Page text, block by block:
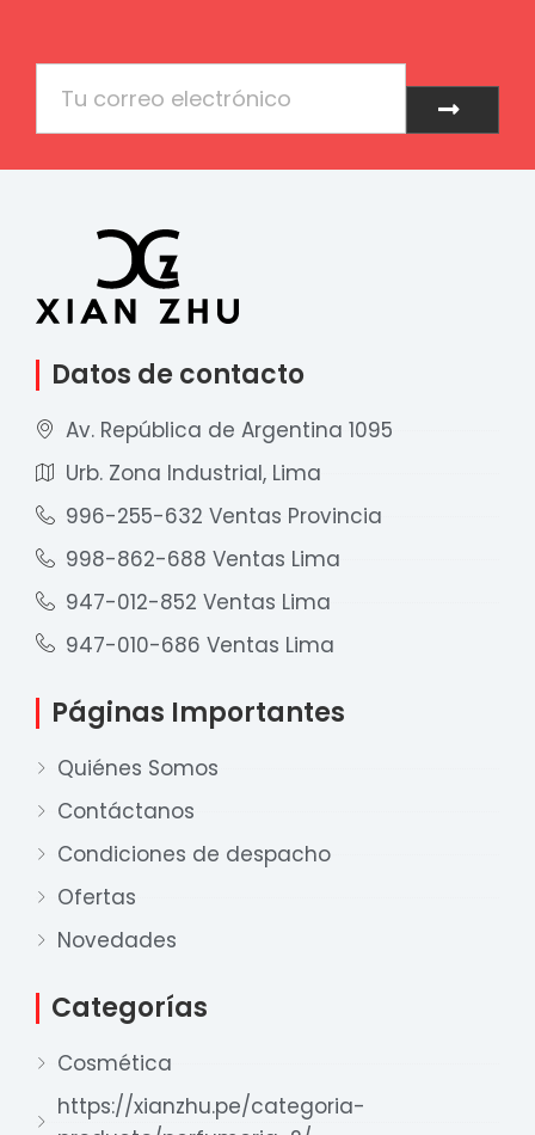
Enviar
Datos de contacto
Av. República de Argentina 1095
Urb. Zona Industrial, Lima
996-255-632 Ventas Provincia
998-862-688 Ventas Lima
947-012-852 Ventas Lima
947-010-686 Ventas Lima
Páginas Importantes
Quiénes Somos
Contáctanos
Condiciones de despacho
Ofertas
Novedades
Categorías
Cosmética
https://xianzhu.pe/categoria-
Nuestro equipo de ventas está aquí
para responder a sus preguntas. ¡Lo
Disponible